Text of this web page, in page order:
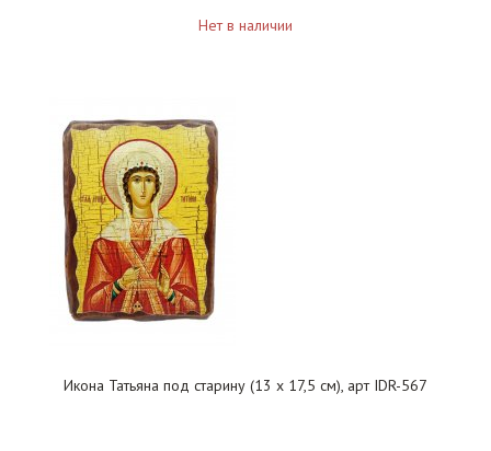
Нет в наличии
Икона Татьяна под старину (13 х 17,5 см), арт IDR-567